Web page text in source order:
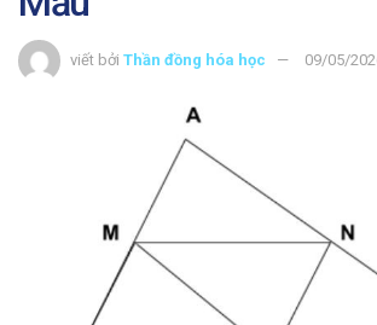
viết bởi Thần đồng hóa học 09/05/